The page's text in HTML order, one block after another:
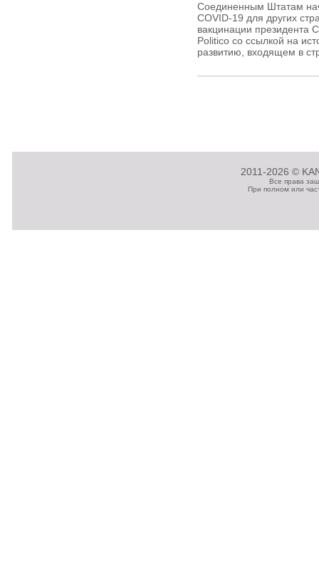
Соединенным Штатам
COVID-19 для других
вакцинации
Politico со ссылкой на
развитию, входящем в
2011-2026 ©
Все права
При полном или